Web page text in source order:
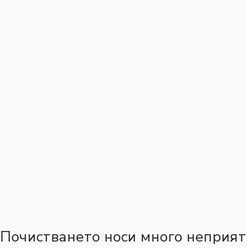
Почистването носи много